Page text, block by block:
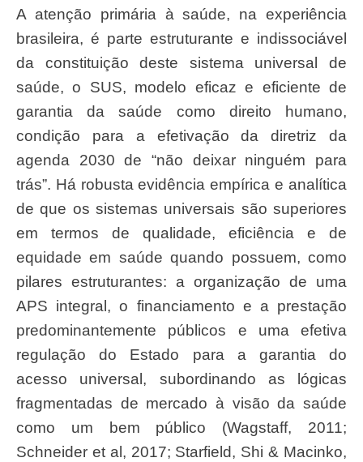
A atenção primária à saúde, na experiência
brasileira, é parte estruturante e indissociável
da constituição deste sistema universal de
saúde, o SUS, modelo eficaz e eficiente de
garantia da saúde como direito humano,
condição para a efetivação da diretriz da
agenda 2030 de “não deixar ninguém para
trás”. Há robusta evidência empírica e analítica
de que os sistemas universais são superiores
em termos de qualidade, eficiência e de
equidade em saúde quando possuem, como
pilares estruturantes: a organização de uma
APS integral, o financiamento e a prestação
predominantemente públicos e uma efetiva
regulação do Estado para a garantia do
acesso universal, subordinando as lógicas
fragmentadas de mercado à visão da saúde
como um bem público (Wagstaff, 2011;
Schneider et al, 2017; Starfield, Shi & Macinko,